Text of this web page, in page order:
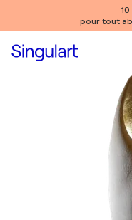
pour tout